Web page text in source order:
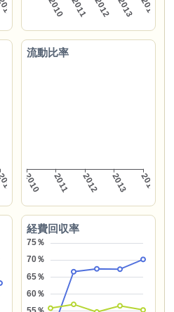
流動比率
経費回収率